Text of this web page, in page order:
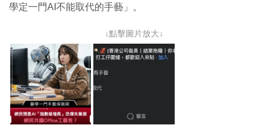
學定一門AI不能取代的手藝」。
↓點擊圖片放大↓